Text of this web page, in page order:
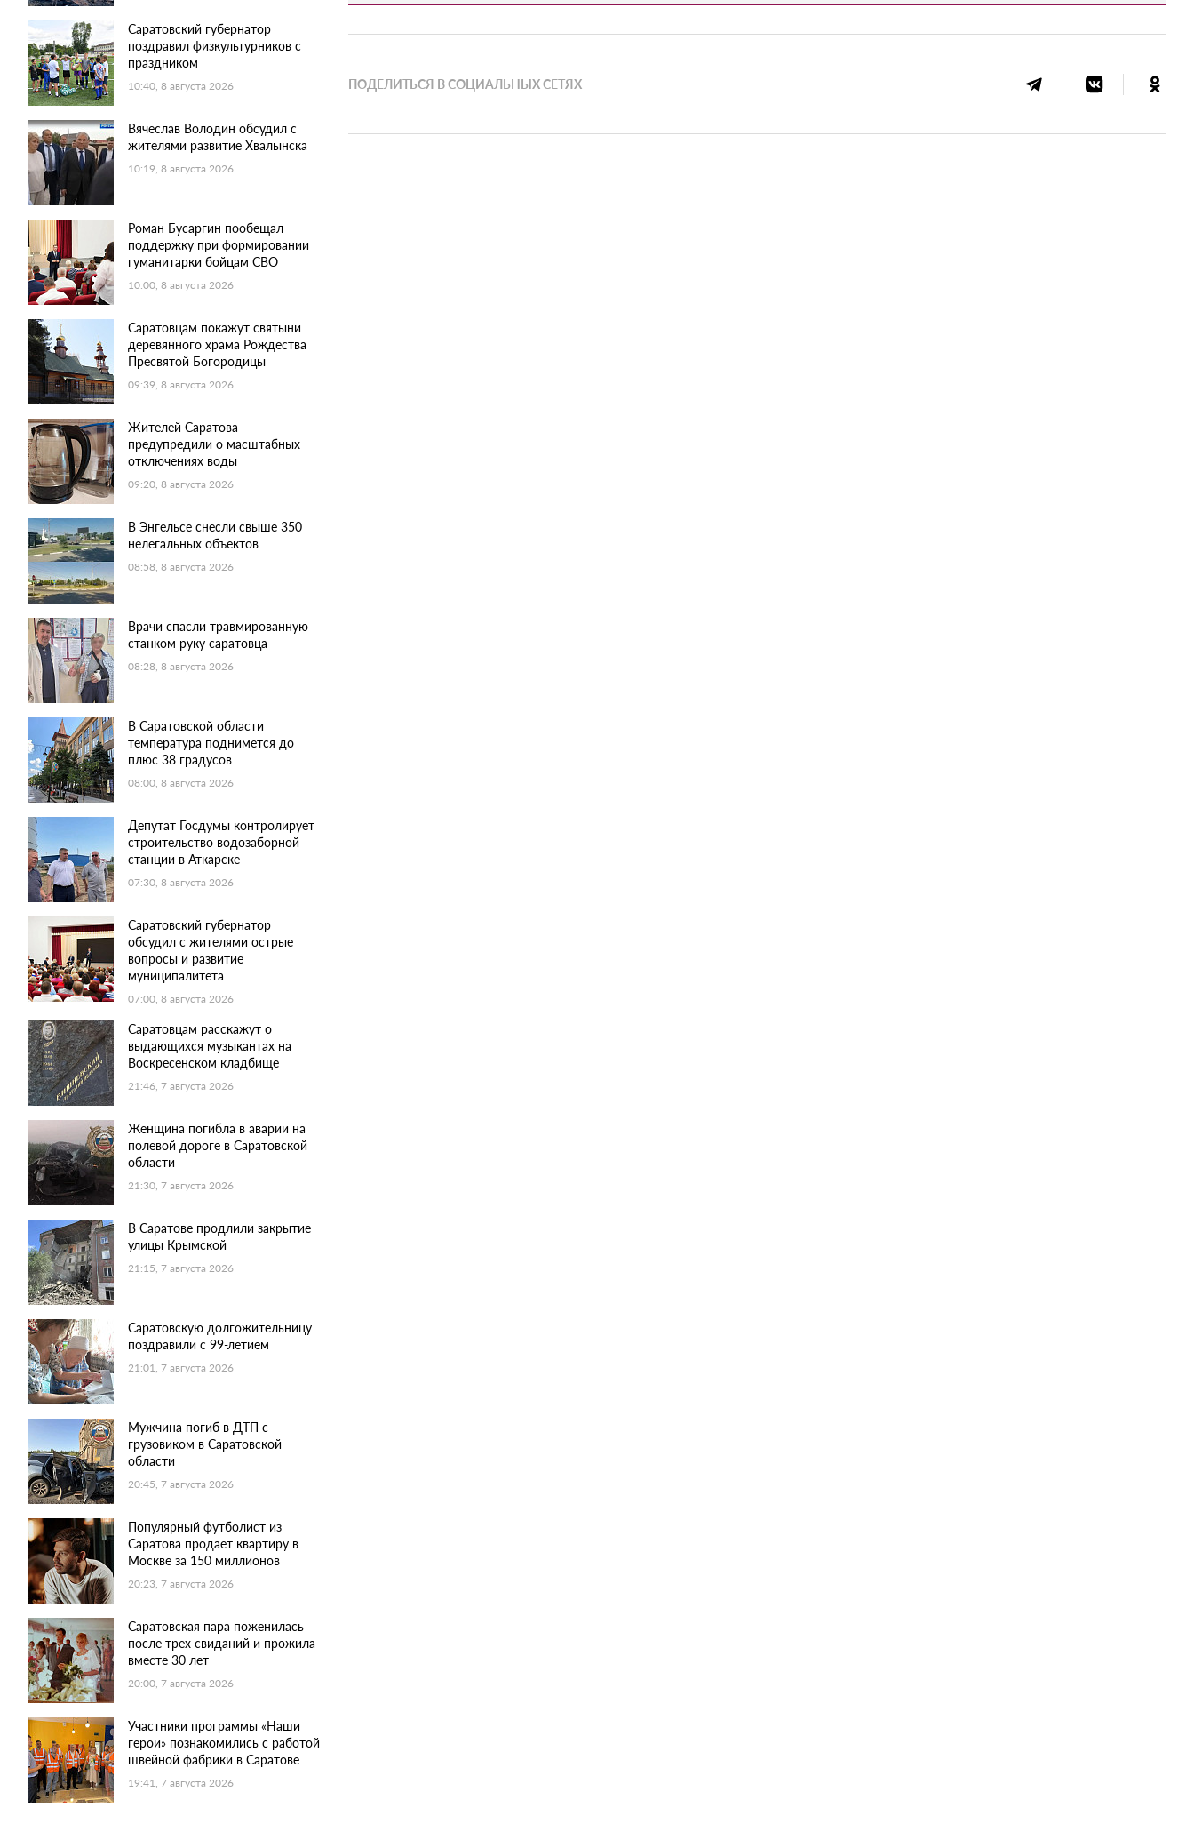
Саратовский губернатор
поздравил физкультурников с
праздником
10:40, 8 августа 2026
Вячеслав Володин обсудил с
жителями развитие Хвалынска
10:19, 8 августа 2026
Роман Бусаргин пообещал
поддержку при формировании
гуманитарки бойцам СВО
10:00, 8 августа 2026
Саратовцам покажут святыни
деревянного храма Рождества
Пресвятой Богородицы
09:39, 8 августа 2026
Жителей Саратова
предупредили о масштабных
отключениях воды
09:20, 8 августа 2026
В Энгельсе снесли свыше 350
нелегальных объектов
08:58, 8 августа 2026
Врачи спасли травмированную
станком руку саратовца
08:28, 8 августа 2026
В Саратовской области
температура поднимется до
плюс 38 градусов
08:00, 8 августа 2026
Депутат Госдумы контролирует
строительство водозаборной
станции в Аткарске
07:30, 8 августа 2026
Саратовский губернатор
обсудил с жителями острые
вопросы и развитие
муниципалитета
07:00, 8 августа 2026
Саратовцам расскажут о
выдающихся музыкантах на
Воскресенском кладбище
21:46, 7 августа 2026
Женщина погибла в аварии на
полевой дороге в Саратовской
области
21:30, 7 августа 2026
В Саратове продлили закрытие
улицы Крымской
21:15, 7 августа 2026
Саратовскую долгожительницу
поздравили с 99-летием
21:01, 7 августа 2026
Мужчина погиб в ДТП с
грузовиком в Саратовской
области
20:45, 7 августа 2026
Популярный футболист из
Саратова продает квартиру в
Москве за 150 миллионов
20:23, 7 августа 2026
Саратовская пара поженилась
после трех свиданий и прожила
вместе 30 лет
20:00, 7 августа 2026
Участники программы «Наши
герои» познакомились с работой
швейной фабрики в Саратове
19:41, 7 августа 2026
ПОДЕЛИТЬСЯ В СОЦИАЛЬНЫХ СЕТЯХ